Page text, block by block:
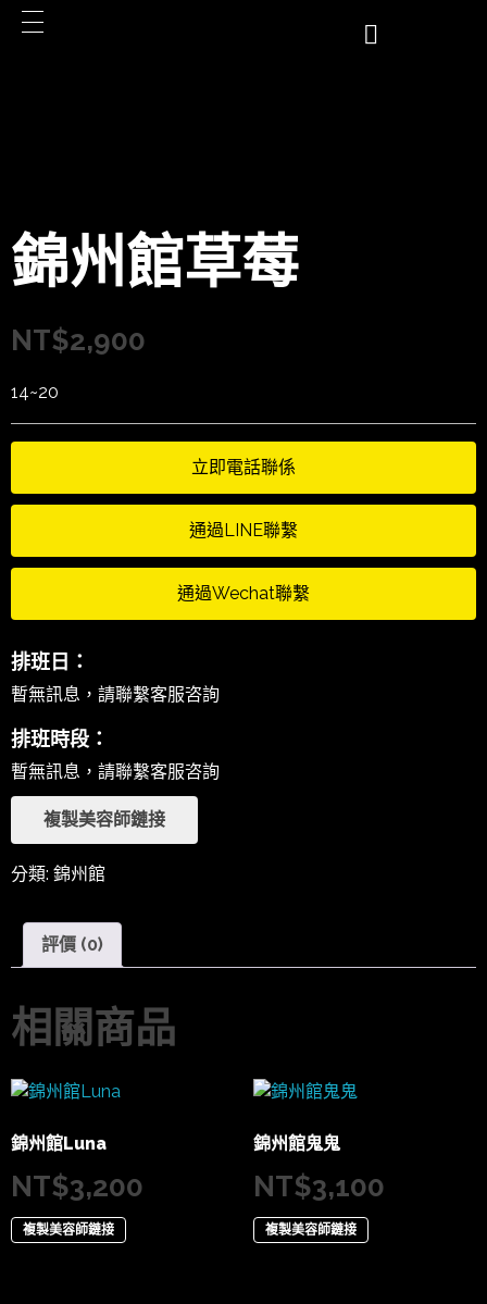
錦州館草莓
NT$2,900
14~20
立即電話聯係
通過LINE聯繫
通過Wechat聯繫
排班日：
暫無訊息，請聯繫客服咨詢
排班時段：
暫無訊息，請聯繫客服咨詢
複製美容師鏈接
分類: 錦州館
評價 (0)
相關商品
錦州館Luna
NT$3,200
複製美容師鏈接
錦州館鬼鬼
NT$3,100
複製美容師鏈接